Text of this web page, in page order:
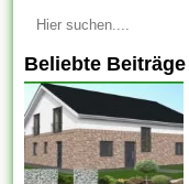
Beliebte Beiträge